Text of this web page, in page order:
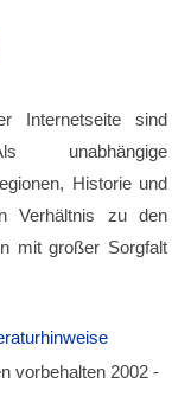
Internetseite sind
unabhängige
Historie und
Verhältnis zu den
mit großer Sorgfalt
vorbehalten 2002 -